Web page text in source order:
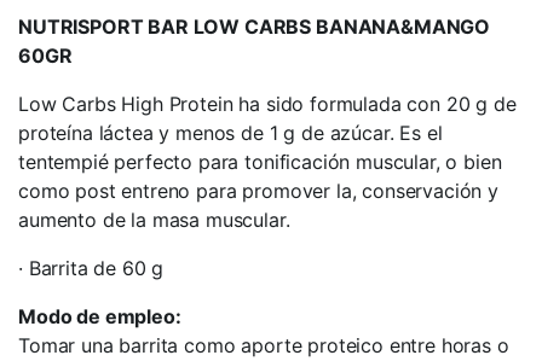
NUTRISPORT BAR LOW CARBS BANANA&MANGO
60GR
Low Carbs High Protein ha sido formulada con 20 g de
proteína láctea y menos de 1 g de azúcar. Es el
tentempié perfecto para tonificación muscular, o bien
como post entreno para promover la, conservación y
aumento de la masa muscular.
· Barrita de 60 g
Modo de empleo:
Tomar una barrita como aporte proteico entre horas o